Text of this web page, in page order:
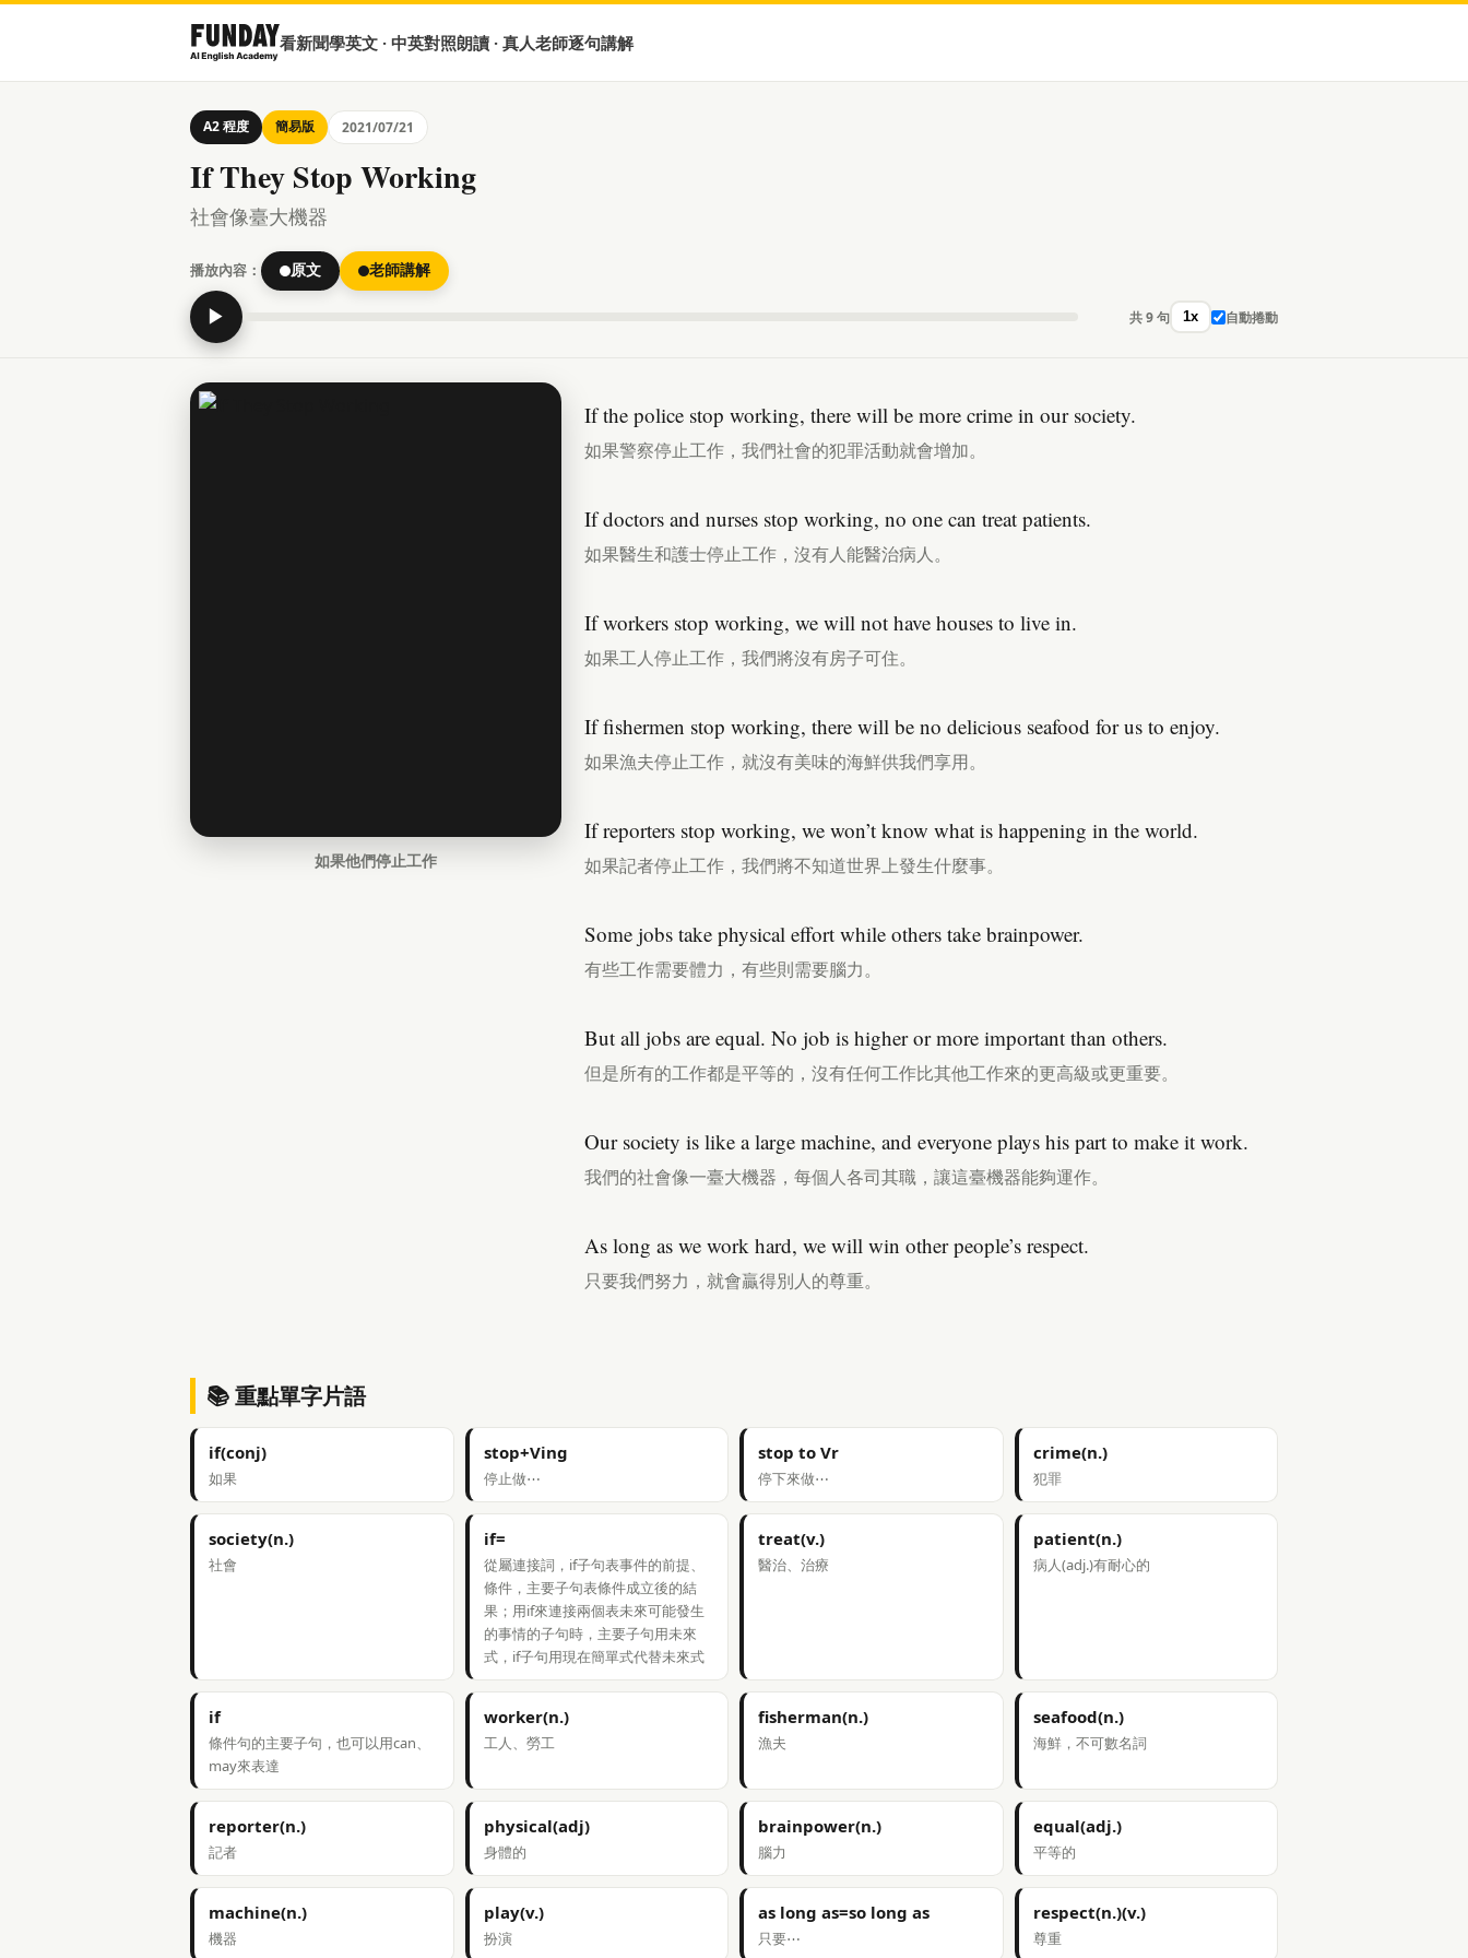
看新聞學英文 · 中英對照朗讀 · 真人老師逐句講解
A2 程度 簡易版 2021/07/21
If They Stop Working
社會像臺大機器
播放內容： 原文 老師講解
▶ 共 9 句 1x 自動捲動
如果他們停止工作
If the police stop working, there will be more crime in our society.
如果警察停止工作，我們社會的犯罪活動就會增加。
If doctors and nurses stop working, no one can treat patients.
如果醫生和護士停止工作，沒有人能醫治病人。
If workers stop working, we will not have houses to live in.
如果工人停止工作，我們將沒有房子可住。
If fishermen stop working, there will be no delicious seafood for us to enjoy.
如果漁夫停止工作，就沒有美味的海鮮供我們享用。
If reporters stop working, we won’t know what is happening in the world.
如果記者停止工作，我們將不知道世界上發生什麼事。
Some jobs take physical effort while others take brainpower.
有些工作需要體力，有些則需要腦力。
But all jobs are equal. No job is higher or more important than others.
但是所有的工作都是平等的，沒有任何工作比其他工作來的更高級或更重要。
Our society is like a large machine, and everyone plays his part to make it work.
我們的社會像一臺大機器，每個人各司其職，讓這臺機器能夠運作。
As long as we work hard, we will win other people’s respect.
只要我們努力，就會贏得別人的尊重。
📚 重點單字片語
if(conj)
如果
stop+Ving
停止做⋯
stop to Vr
停下來做⋯
crime(n.)
犯罪
society(n.)
社會
if=
從屬連接詞，if子句表事件的前提、
條件，主要子句表條件成立後的結
果；用if來連接兩個表未來可能發生
的事情的子句時，主要子句用未來
式，if子句用現在簡單式代替未來式
treat(v.)
醫治、治療
patient(n.)
病人(adj.)有耐心的
if
條件句的主要子句，也可以用can、
may來表達
worker(n.)
工人、勞工
fisherman(n.)
漁夫
seafood(n.)
海鮮，不可數名詞
reporter(n.)
記者
physical(adj)
身體的
brainpower(n.)
腦力
equal(adj.)
平等的
machine(n.)
機器
play(v.)
扮演
as long as=so long as
只要⋯
respect(n.)(v.)
尊重